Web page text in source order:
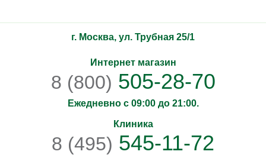
г. Москва, ул. Трубная 25/1
Интернет магазин
8 (800) 505-28-70
Ежедневно с 09:00 до 21:00.
Клиника
8 (495) 545-11-72